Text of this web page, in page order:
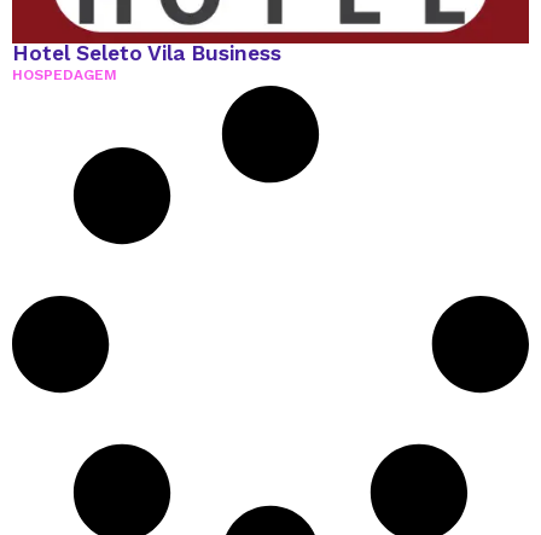
Hotel Seleto Vila Business
HOSPEDAGEM